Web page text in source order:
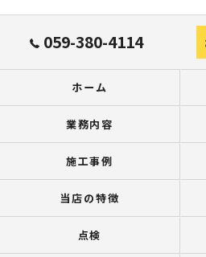
059-380-4114
ホーム
業務内容
施工事例
当店の特徴
点検